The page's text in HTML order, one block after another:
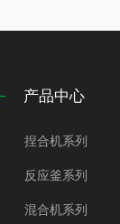
产品中心
捏合机系列
反应釜系列
混合机系列